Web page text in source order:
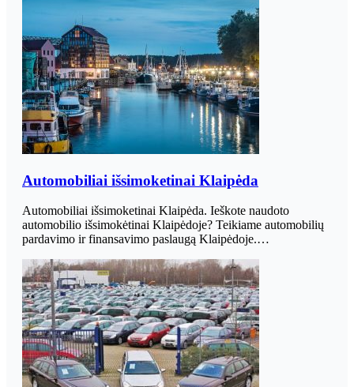
Automobiliai išsimoketinai Klaipėda
Automobiliai išsimoketinai Klaipėda. Ieškote naudoto
automobilio išsimokėtinai Klaipėdoje? Teikiame automobilių
pardavimo ir finansavimo paslaugą Klaipėdoje.…